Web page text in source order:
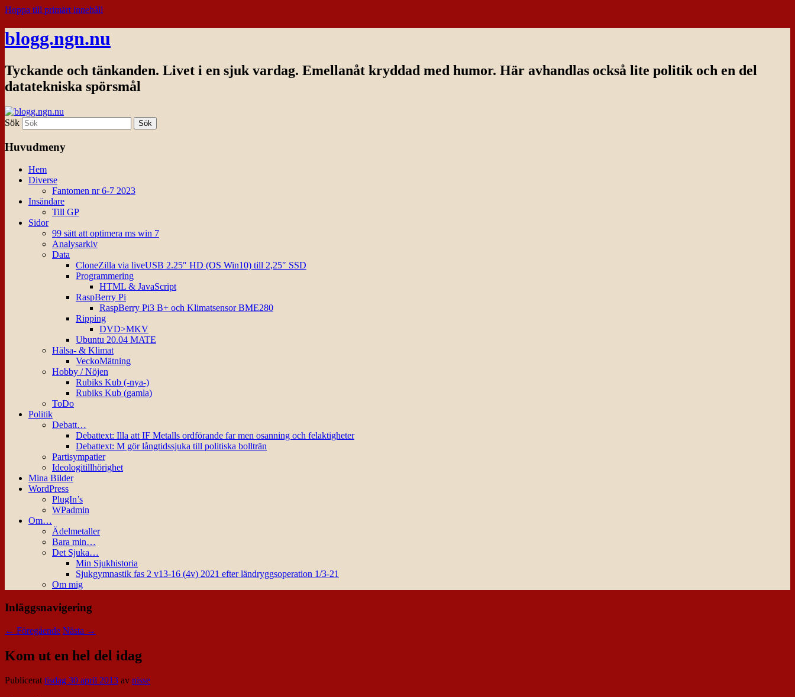
Hoppa till primärt innehåll
blogg.ngn.nu
Tyckande och tänkanden. Livet i en sjuk vardag. Emellanåt kryddad med humor. Här avhandlas också lite politik och en del
datatekniska spörsmål
Sök
Huvudmeny
Hem
Diverse
Fantomen nr 6-7 2023
Insändare
Till GP
Sidor
99 sätt att optimera ms win 7
Analysarkiv
Data
CloneZilla via liveUSB 2.25″ HD (OS Win10) till 2,25″ SSD
Programmering
HTML & JavaScript
RaspBerry Pi
RaspBerry Pi3 B+ och Klimatsensor BME280
Ripping
DVD>MKV
Ubuntu 20.04 MATE
Hälsa- & Klimat
VeckoMätning
Hobby / Nöjen
Rubiks Kub (-nya-)
Rubiks Kub (gamla)
ToDo
Politik
Debatt…
Debattext: Illa att IF Metalls ordförande far men osanning och felaktigheter
Debattext: M gör långtidssjuka till politiska bollträn
Partisympatier
Ideologitillhörighet
Mina Bilder
WordPress
PlugIn’s
WPadmin
Om…
Ädelmetaller
Bara min…
Det Sjuka…
Min Sjukhistoria
Sjukgymnastik fas 2 v13-16 (4v) 2021 efter ländryggsoperation 1/3-21
Om mig
Inläggsnavigering
← Föregående Nästa →
Kom ut en hel del idag
Publicerattisdag 30 april 2013 av nisse